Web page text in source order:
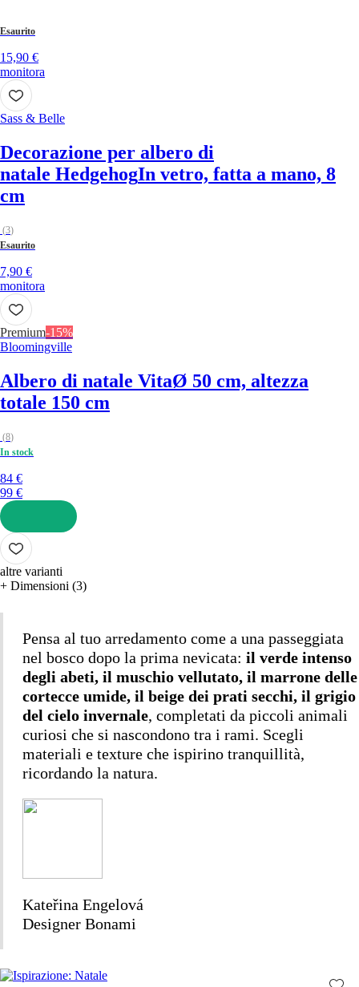
Esaurito
15,90 €
monitora
Sass & Belle
Decorazione per albero di
natale HedgehogIn vetro, fatta a mano, 8
cm
(3)
Esaurito
7,90 €
monitora
Premium-15%
Bloomingville
Albero di natale VitaØ 50 cm, altezza
totale 150 cm
(8)
In stock
84 €
99 €
AGGIUNGI
altre varianti
+ Dimensioni (3)
Pensa al tuo arredamento come a una passeggiata
nel bosco dopo la prima nevicata: il verde intenso
degli abeti, il muschio vellutato, il marrone delle
cortecce umide, il beige dei prati secchi, il grigio
del cielo invernale, completati da piccoli animali
curiosi che si nascondono tra i rami. Scegli
materiali e texture che ispirino tranquillità,
ricordando la natura.
Kateřina Engelová
Designer Bonami